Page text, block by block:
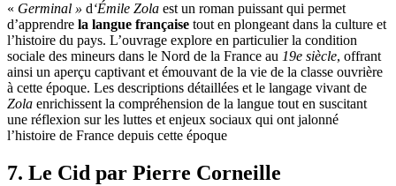
« Germinal » d‘Émile Zola est un roman puissant qui permet
d’apprendre la langue française tout en plongeant dans la culture et
l’histoire du pays. L’ouvrage explore en particulier la condition
sociale des mineurs dans le Nord de la France au 19e siècle, offrant
ainsi un aperçu captivant et émouvant de la vie de la classe ouvrière
à cette époque. Les descriptions détaillées et le langage vivant de
Zola enrichissent la compréhension de la langue tout en suscitant
une réflexion sur les luttes et enjeux sociaux qui ont jalonné
l’histoire de France depuis cette époque
7. Le Cid par Pierre Corneille